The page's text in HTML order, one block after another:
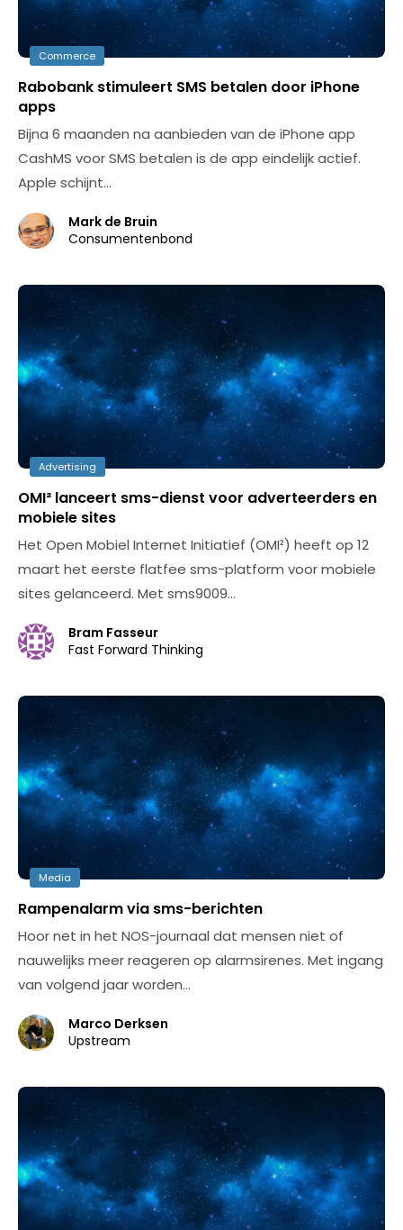
Commerce
Rabobank stimuleert SMS betalen door iPhone
apps
Bijna 6 maanden na aanbieden van de iPhone app
CashMS voor SMS betalen is de app eindelijk actief.
Apple schijnt…
Mark de Bruin
Consumentenbond
Advertising
OMI² lanceert sms-dienst voor adverteerders en
mobiele sites
Het Open Mobiel Internet Initiatief (OMI²) heeft op 12
maart het eerste flatfee sms-platform voor mobiele
sites gelanceerd. Met sms9009…
Bram Fasseur
Fast Forward Thinking
Media
Rampenalarm via sms-berichten
Hoor net in het NOS-journaal dat mensen niet of
nauwelijks meer reageren op alarmsirenes. Met ingang
van volgend jaar worden…
Marco Derksen
Upstream